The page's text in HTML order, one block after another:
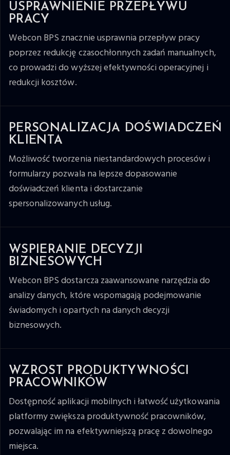
USPRAWNIENIE PRZEPŁYWU
PRACY
Webcon BPS znacznie usprawnia przepływ pracy
poprzez redukcję czasochłonnych zadań manualnych,
co prowadzi do wyższej efektywności operacyjnej i
redukcji kosztów.
PERSONALIZACJA DOŚWIADCZEŃ
KLIENTA
Możliwość tworzenia niestandardowych procesów i
formularzy pozwala na lepsze dopasowanie
doświadczeń klienta i dostarczanie
spersonalizowanych usług.
WSPIERANIE DECYZJI
BIZNESOWYCH
Webcon BPS dostarcza zaawansowane narzędzia do
analizy danych, które wspomagają podejmowanie
świadomych i opartych na danych decyzji
biznesowych.
WZROST PRODUKTYWNOŚCI
PRACOWNIKÓW
Dostępność aplikacji mobilnych i łatwość użytkowania
platformy zwiększa produktywność pracowników,
pozwalając im na efektywniejszą pracę z dowolnego
miejsca.